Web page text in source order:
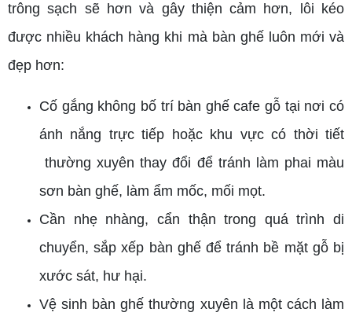
trông sạch sẽ hơn và gây thiện cảm hơn, lôi kéo
được nhiều khách hàng khi mà bàn ghế luôn mới và
đẹp hơn:
Cố gắng không bố trí bàn ghế cafe gỗ tại nơi có
ánh nắng trực tiếp hoặc khu vực có thời tiết
thường xuyên thay đổi để tránh làm phai màu
sơn bàn ghế, làm ẩm mốc, mối mọt.
Cần nhẹ nhàng, cẩn thận trong quá trình di
chuyển, sắp xếp bàn ghế để tránh bề mặt gỗ bị
xước sát, hư hại.
Vệ sinh bàn ghế thường xuyên là một cách làm